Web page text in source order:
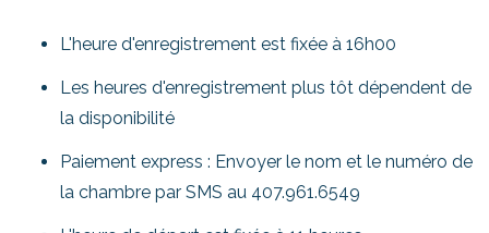
L'heure d'enregistrement est fixée à 16h00
Les heures d'enregistrement plus tôt dépendent de
la disponibilité
Paiement express : Envoyer le nom et le numéro de
la chambre par SMS au 407.961.6549